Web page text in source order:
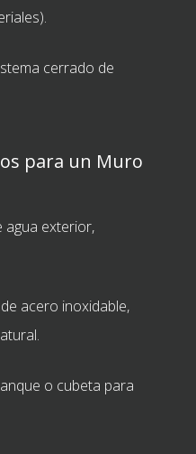
cerrado de
para un Muro
agua exterior,
acero inoxidable,
o cubeta para